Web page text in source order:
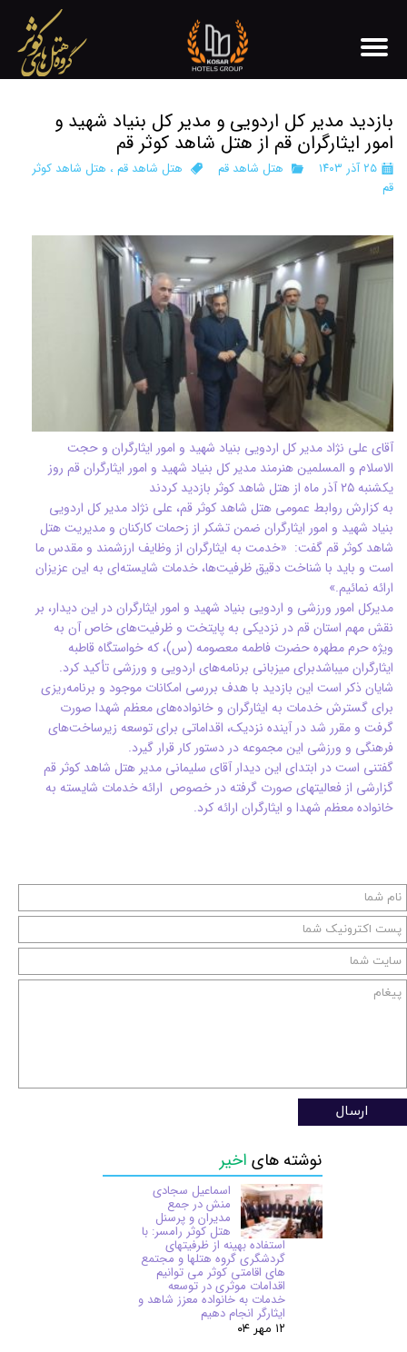
بازدید مدیر کل اردویی و مدیر کل بنیاد شهید و
امور ایثارگران قم از هتل شاهد کوثر قم
۲۵ آذر ۱۴۰۳ هتل شاهد قم هتل شاهد قم ، هتل شاهد کوثر
قم
آقای علی نژاد مدیر کل اردویی بنیاد شهید و امور ایثارگران و حجت
الاسلام و المسلمین هنرمند مدیر کل بنیاد شهید و امور ایثارگران قم روز
یکشنبه ۲۵ آذر ماه از هتل شاهد کوثر بازدید کردند
به کزارش روابط عمومی هتل شاهد کوثر قم، علی نژاد مدیر کل اردویی
بنیاد شهید و امور ایثارگران ضمن تشکر از زحمات کارکنان و مدیریت هتل
شاهد کوثر قم گفت: «خدمت به ایثارگران از وظایف ارزشمند و مقدس ما
است و باید با شناخت دقیق ظرفیت‌ها، خدمات شایسته‌ای به این عزیزان
ارائه نمائیم.»
مدیرکل امور ورزشی و اردویی بنیاد شهید و امور ایثارگران در این دیدار، بر
نقش مهم استان قم در نزدیکی به پایتخت و ظرفیت‌های خاص آن به
ویژه حرم مطهره حضرت فاطمه معصومه (س)، که خواستگاه قاطبه
ایثارگران میباشدبرای میزبانی برنامه‌های اردویی و ورزشی تأکید کرد.
شایان ذکر است این بازدید با هدف بررسی امکانات موجود و برنامه‌ریزی
برای گسترش خدمات به ایثارگران و خانواده‌های معظم شهدا صورت
گرفت و مقرر شد در آینده نزدیک، اقداماتی برای توسعه زیرساخت‌های
فرهنگی و ورزشی این مجموعه‌ در دستور کار قرار گیرد.
گفتنی است در ابتدای این دیدار آقای سلیمانی مدیر هتل شاهد کوثر قم
گزارشی از فعالیتهای صورت گرفته در خصوص ارائه خدمات شایسته به
خانواده معظم شهدا و ایثارگران ارائه کرد.
ارسال
نوشته های اخیر
اسماعیل سجادی
منش در جمع
مدیران و پرسنل
هتل کوثر رامسر: با
استفاده بهینه از ظرفیتهای
گردشگری گروه هتلها و مجتمع
های اقامتی کوثر می توانیم
اقدامات موثری در توسعه
خدمات به خانواده معزز شاهد و
ایثارگر انجام دهیم
۱۲ مهر ۰۴